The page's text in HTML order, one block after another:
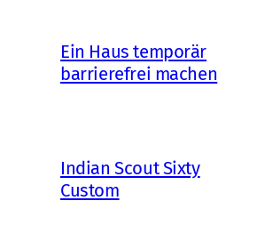
Ein Haus temporär
barrierefrei machen
Indian Scout Sixty
Custom